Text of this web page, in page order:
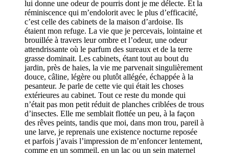
lui donne une odeur de pourris dont je me délecte. Et la
réminiscence qui m’endolorit avec le plus d’efficacité,
c’est celle des cabinets de la maison d’ardoise. Ils
étaient mon refuge. La vie que je percevais, lointaine et
brouillée à travers leur ombre et l’odeur, une odeur
attendrissante où le parfum des sureaux et de la terre
grasse dominait. Les cabinets, étant tout au bout du
jardin, près de haies, la vie me parvenait singulièrement
douce, câline, légère ou plutôt allégée, échappée à la
pesanteur. Je parle de cette vie qui était les choses
extérieures au cabinet. Tout ce reste du monde qui
n’était pas mon petit réduit de planches criblées de trous
d’insectes. Elle me semblait flottée un peu, à la façon
des rêves peints, tandis que moi, dans mon trou, pareil à
une larve, je reprenais une existence nocturne reposée
et parfois j’avais l’impression de m’enfoncer lentement,
comme en un sommeil, en un lac ou un sein maternel